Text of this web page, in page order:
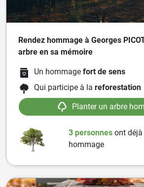
Rendez hommage à Georges
arbre en sa mémoire
Un hommage fort de sens
Qui participe à la reforestation
Planter un arbre
3 personnes ont
hommage